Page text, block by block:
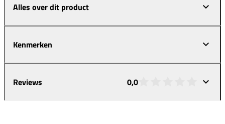
Alles over dit product
Kenmerken
Reviews 0,0